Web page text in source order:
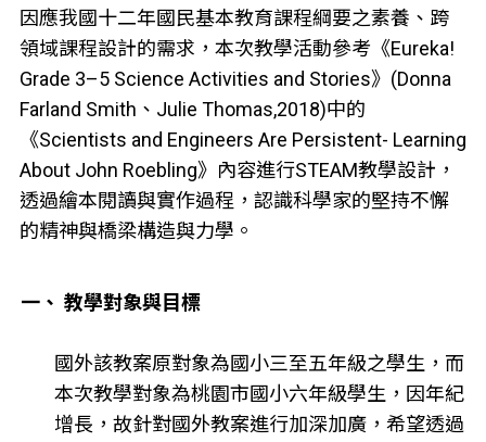
因應我國十二年國民基本教育課程綱要之素養、跨
領域課程設計的需求，本次教學活動參考《Eureka!
Grade 3–5 Science Activities and Stories》(Donna
Farland Smith、Julie Thomas,2018)中的
《Scientists and Engineers Are Persistent- Learning
About John Roebling》內容進行STEAM教學設計，
透過繪本閱讀與實作過程，認識科學家的堅持不懈
的精神與橋梁構造與力學。
一、 教學對象與目標
國外該教案原對象為國小三至五年級之學生，而
本次教學對象為桃園市國小六年級學生，因年紀
增長，故針對國外教案進行加深加廣，希望透過